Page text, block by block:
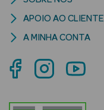
Criança
APOIO AO CLIENTE
A MINHA CONTA